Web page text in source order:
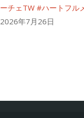
ーチェTW #ハートフル
2026年7月26日